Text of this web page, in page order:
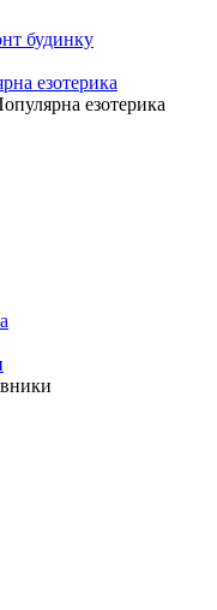
будинку
езотерика
езотерика